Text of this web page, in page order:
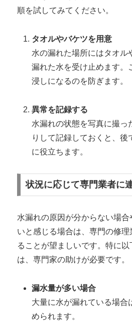
順を試してみてください。
タオルやバケツを用意
水の漏れた場所にはタオル
漏れた水を受け止めます。
浸しになるのを防ぎます。
異常を記録する
水漏れの状態を写真に撮っ
りして記録しておくと、後
に役立ちます。
状況に応じて専門業者に
水漏れの原因が分からない場
いと感じる場合は、専門の修
ることが望ましいです。特に
は、専門家の助けが必要です。
漏水量が多い場合
大量に水が漏れている場合
められます。